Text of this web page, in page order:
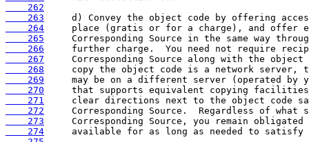
    262
    263
    264
    265
    266
    267
    268
    269
    270
    271
    272
    273
    274